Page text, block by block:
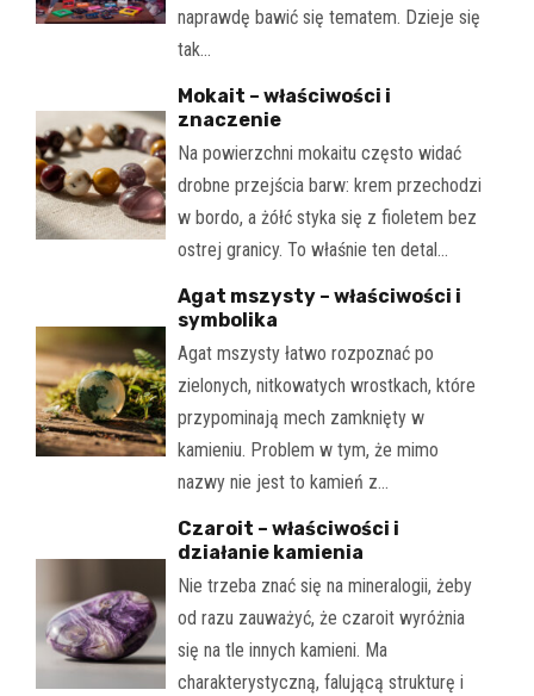
naprawdę bawić się tematem. Dzieje się
tak…
Mokait – właściwości i
znaczenie
Na powierzchni mokaitu często widać
drobne przejścia barw: krem przechodzi
w bordo, a żółć styka się z fioletem bez
ostrej granicy. To właśnie ten detal…
Agat mszysty – właściwości i
symbolika
Agat mszysty łatwo rozpoznać po
zielonych, nitkowatych wrostkach, które
przypominają mech zamknięty w
kamieniu. Problem w tym, że mimo
nazwy nie jest to kamień z…
Czaroit – właściwości i
działanie kamienia
Nie trzeba znać się na mineralogii, żeby
od razu zauważyć, że czaroit wyróżnia
się na tle innych kamieni. Ma
charakterystyczną, falującą strukturę i